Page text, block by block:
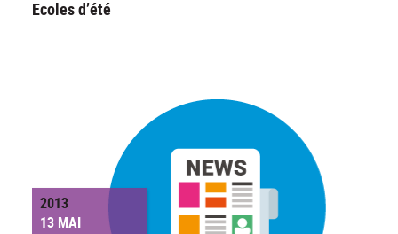
Ecoles d’été
2013
13 MAI